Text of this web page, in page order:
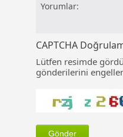
Yorumlar:
CAPTCHA
Lütfen resimde
gönderilerini